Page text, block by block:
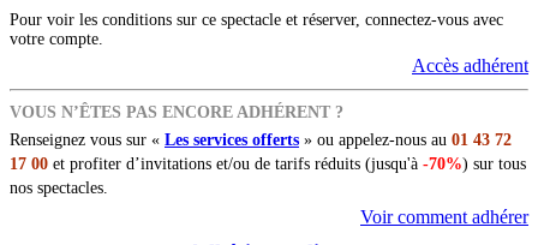
Pour voir les conditions sur ce spectacle et réserver, connectez-vous avec
votre compte.
Accès adhérent
VOUS N’ÊTES PAS ENCORE ADHÉRENT ?
Renseignez vous sur « Les services offerts » ou appelez-nous au 01 43 72
17 00 et profiter d’invitations et/ou de tarifs réduits (jusqu'à -70%) sur tous
nos spectacles.
Voir comment adhérer